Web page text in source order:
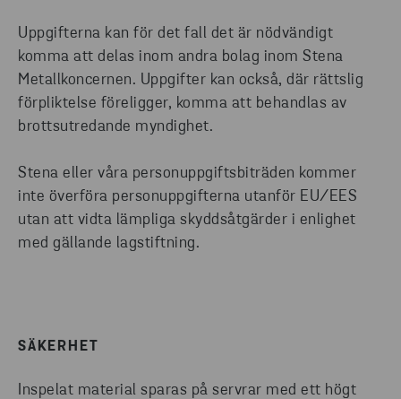
Uppgifterna kan för det fall det är nödvändigt
komma att delas inom andra bolag inom Stena
Metallkoncernen. Uppgifter kan också, där rättslig
förpliktelse föreligger, komma att behandlas av
brottsutredande myndighet.
Stena eller våra personuppgiftsbiträden kommer
inte överföra personuppgifterna utanför EU/EES
utan att vidta lämpliga skyddsåtgärder i enlighet
med gällande lagstiftning.
SÄKERHET
Inspelat material sparas på servrar med ett högt